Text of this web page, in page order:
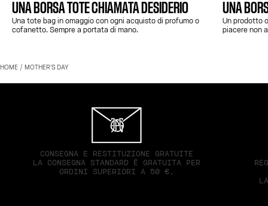
UNA BORSA TOTE CHIAMATA DESIDERIO
Una tote bag in omaggio con ogni acquisto di profumo o
cofanetto. Sempre a portata di mano.
UNA
Un prodotto
piacere non
HOME MOTHER'S DAY
CONSEGNA E RESTITUZIONE GRATUITE
LA CONSEGNA STANDARD È GRATUITA PER
ORDINI SUPERIORI A 50 €.